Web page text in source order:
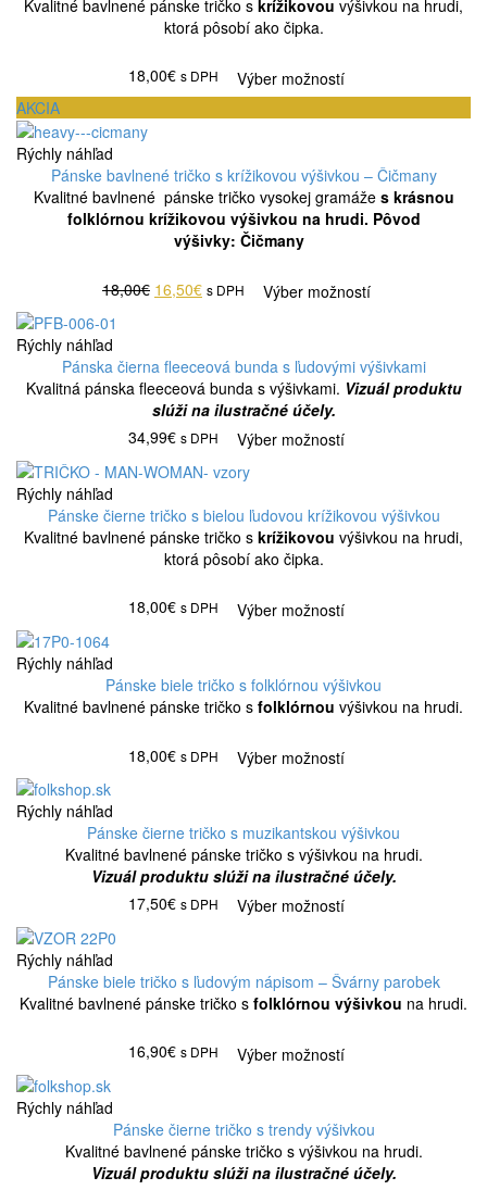
Kvalitné bavlnené pánske tričko s krížikovou výšivkou na hrudi,
ktorá pôsobí ako čipka.
18,00€ s DPH
Výber možností
AKCIA
Rýchly náhľad
Pánske bavlnené tričko s krížikovou výšivkou – Čičmany
Kvalitné bavlnené pánske tričko vysokej gramážes krásnou
folklórnou krížikovou výšivkou na hrudi. Pôvod
výšivky: Čičmany
18,00€ 16,50€ s DPH Výber možností
Rýchly náhľad
Pánska čierna fleeceová bunda s ľudovými výšivkami
Kvalitná pánska fleeceová bunda s výšivkami. Vizuál produktu
slúži na ilustračné účely.
34,99€ s DPH Výber možností
Rýchly náhľad
Pánske čierne tričko s bielou ľudovou krížikovou výšivkou
Kvalitné bavlnené pánske tričko s krížikovou výšivkou na hrudi,
ktorá pôsobí ako čipka.
18,00€ s DPH Výber možností
Rýchly náhľad
Pánske biele tričko s folklórnou výšivkou
Kvalitné bavlnené pánske tričko s folklórnou výšivkou na hrudi.
18,00€ s DPH Výber možností
Rýchly náhľad
Pánske čierne tričko s muzikantskou výšivkou
Kvalitné bavlnené pánske tričko s výšivkou na hrudi.
Vizuál produktu slúži na ilustračné účely.
17,50€ s DPH Výber možností
Rýchly náhľad
Pánske biele tričko s ľudovým nápisom – Švárny parobek
Kvalitné bavlnené pánske tričko s folklórnou výšivkou na hrudi.
16,90€ s DPH Výber možností
Rýchly náhľad
Pánske čierne tričko s trendy výšivkou
Kvalitné bavlnené pánske tričko s výšivkou na hrudi.
Vizuál produktu slúži na ilustračné účely.